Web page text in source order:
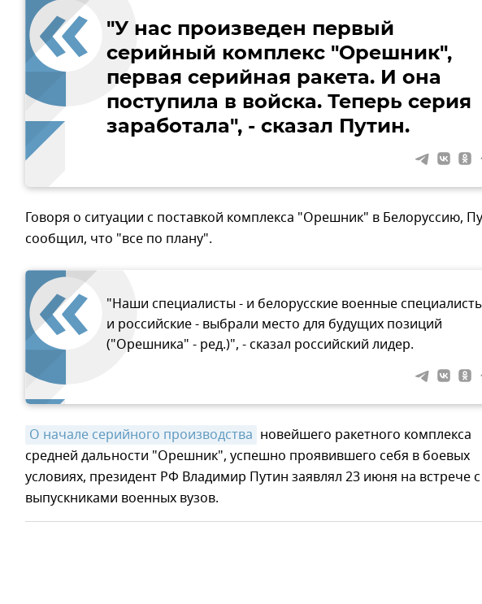
"У нас произведен первый
серийный комплекс "Орешник",
первая серийная ракета. И она
поступила в войска. Теперь серия
заработала", - сказал Путин.
Говоря о ситуации с поставкой комплекса "Орешник" в Белоруссию,
сообщил, что "все по плану".
"Наши специалисты - и белорусские военные
и российские - выбрали место для будущих позиций
("Орешника" - ред.)", - сказал российский лидер.
О начале серийного производства новейшего ракетного комплекса
средней дальности "Орешник", успешно проявившего себя в боевых
условиях, президент РФ Владимир Путин заявлял 23 июня на встрече с
выпускниками военных вузов.